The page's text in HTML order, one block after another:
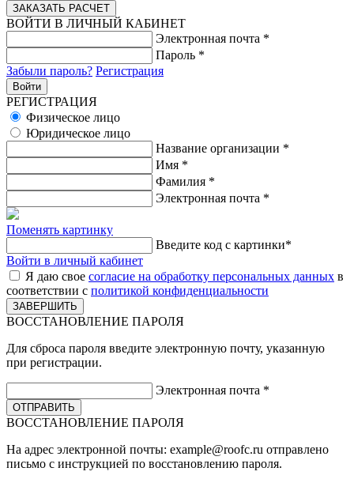
ВОЙТИ В ЛИЧНЫЙ КАБИНЕТ
Электронная почта *
Пароль *
Забыли пароль? Регистрация
РЕГИСТРАЦИЯ
Физическое лицо
Юридическое лицо
Название организации *
Имя *
Фамилия *
Электронная почта *
Поменять картинку
Введите код с картинки*
Войти в личный кабинет
Я даю свое согласие на обработку персональных данных в
соответствии с политикой конфиденциальности
ВОССТАНОВЛЕНИЕ ПАРОЛЯ
Для сброса пароля введите электронную почту, указанную
при регистрации.
Электронная почта *
ВОССТАНОВЛЕНИЕ ПАРОЛЯ
На адрес электронной почты: example@roofc.ru отправлено
письмо с инструкцией по восстановлению пароля.